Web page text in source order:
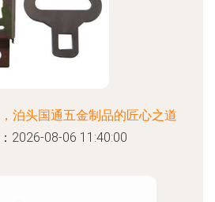
泊头国通五金制品的匠心之道
2026-08-06 11:40:00